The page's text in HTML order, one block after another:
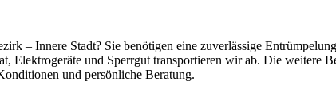
– Innere Stadt? Sie benötigen eine zuverlässige
Elektrogeräte und Sperrgut transportieren wir ab. Die weitere
und persönliche Beratung.